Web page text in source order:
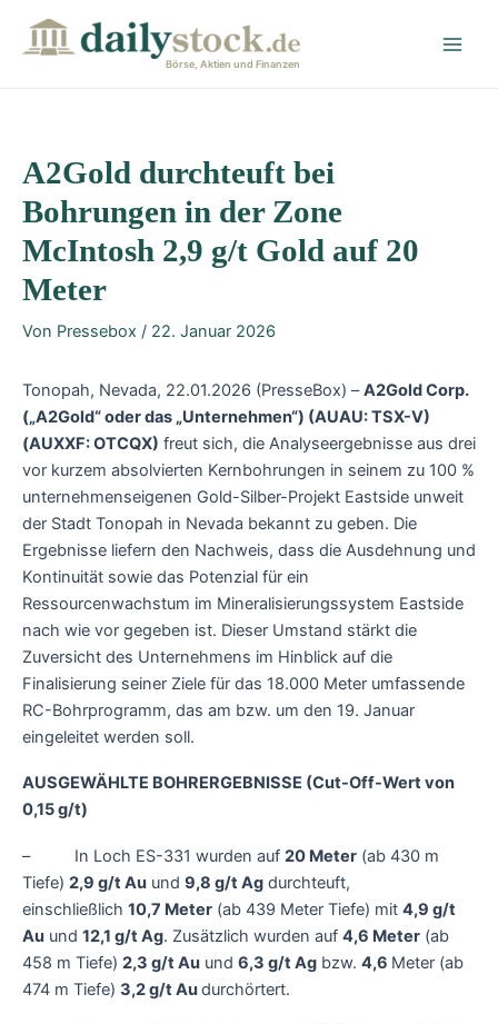
Börse, Aktien und Finanzen
A2Gold durchteuft bei
Bohrungen in der Zone
McIntosh 2,9 g/t Gold auf 20
Meter
Von Pressebox / 22. Januar 2026
Tonopah, Nevada, 22.01.2026 (PresseBox) –A2Gold Corp.
(„A2Gold“ oder das „Unternehmen“) (AUAU: TSX-V)
(AUXXF: OTCQX) freut sich, die Analyseergebnisse aus drei
vor kurzem absolvierten Kernbohrungen in seinem zu 100 %
unternehmenseigenen Gold-Silber-Projekt Eastside unweit
der Stadt Tonopah in Nevada bekannt zu geben. Die
Ergebnisse liefern den Nachweis, dass die Ausdehnung und
Kontinuität sowie das Potenzial für ein
Ressourcenwachstum im Mineralisierungssystem Eastside
nach wie vor gegeben ist. Dieser Umstand stärkt die
Zuversicht des Unternehmens im Hinblick auf die
Finalisierung seiner Ziele für das 18.000 Meter umfassende
RC-Bohrprogramm, das am bzw. um den 19. Januar
eingeleitet werden soll.
AUSGEWÄHLTE BOHRERGEBNISSE (Cut-Off-Wert von
0,15 g/t)
– In Loch ES-331 wurden auf 20 Meter (ab 430 m
Tiefe) 2,9 g/t Au und 9,8 g/t Ag durchteuft,
einschließlich 10,7 Meter (ab 439 Meter Tiefe) mit 4,9 g/t
Au und 12,1 g/t Ag. Zusätzlich wurden auf 4,6 Meter (ab
458 m Tiefe) 2,3 g/t Au und 6,3 g/t Ag bzw. 4,6 Meter (ab
474 m Tiefe) 3,2 g/t Audurchörtert.